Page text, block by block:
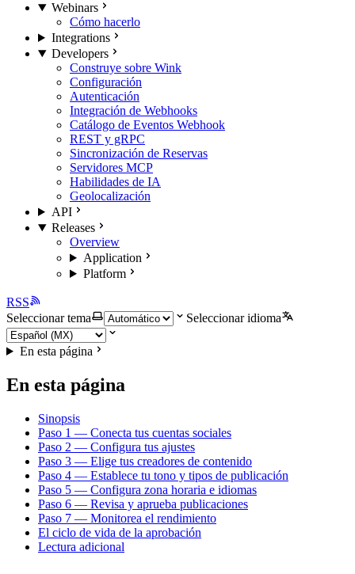
Webinars
Cómo hacerlo
Integrations
Developers
Construye sobre Wink
Configuración
Autenticación
Integración de Webhooks
Catálogo de Eventos Webhook
REST y gRPC
Sincronización de Reservas
Servidores MCP
Habilidades de IA
Geolocalización
API
Releases
Overview
Application
Platform
RSS
Seleccionar tema
Seleccionar idioma
En esta página
En esta página
Sinopsis
Paso 1 — Conecta tus cuentas sociales
Paso 2 — Configura tus ajustes
Paso 3 — Elige tus creadores de contenido
Paso 4 — Establece tu tono y tipos de publicación
Paso 5 — Configura zona horaria e idiomas
Paso 6 — Revisa y aprueba publicaciones
Paso 7 — Monitorea el rendimiento
El ciclo de vida de la aprobación
Lectura adicional